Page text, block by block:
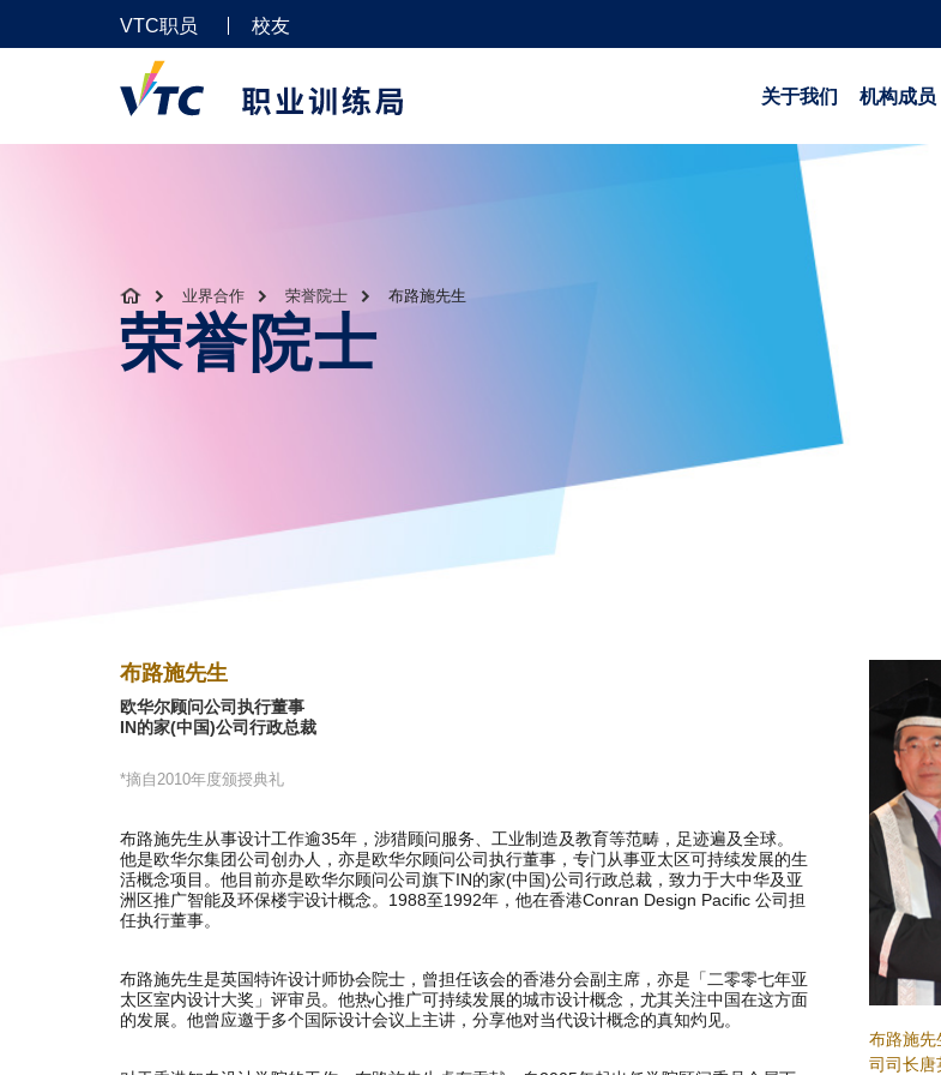
VTC职员 校友
关于我们 机构成员
业界合作 荣誉院士 布路施先生
荣誉院士
布路施先生
欧华尔顾问公司执行董事
IN的家(中国)公司行政总裁
*摘自2010年度颁授典礼
布路施先
司司长唐
布路施先生从事设计工作逾35年，涉猎顾问服务、工业制造及教育等范畴，足迹遍及全球。
他是欧华尔集团公司创办人，亦是欧华尔顾问公司执行董事，专门从事亚太区可持续发展的生
活概念项目。他目前亦是欧华尔顾问公司旗下IN的家(中国)公司行政总裁，致力于大中华及亚
洲区推广智能及环保楼宇设计概念。1988至1992年，他在香港Conran Design Pacific 公司担
任执行董事。
布路施先生是英国特许设计师协会院士，曾担任该会的香港分会副主席，亦是「二零零七年亚
太区室内设计大奖」评审员。他热心推广可持续发展的城市设计概念，尤其关注中国在这方面
的发展。他曾应邀于多个国际设计会议上主讲，分享他对当代设计概念的真知灼见。